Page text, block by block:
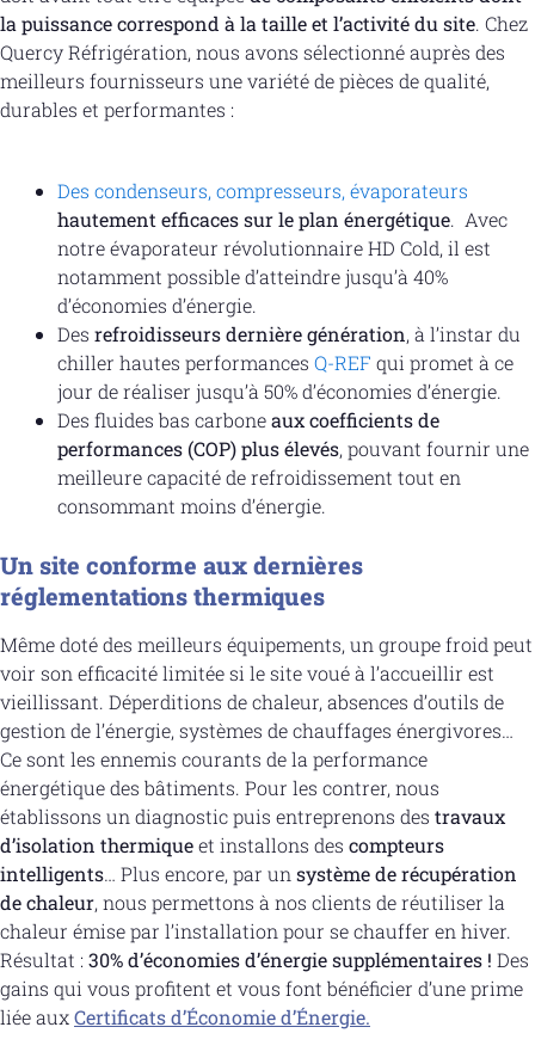
la puissance correspond à la taille et l’activité du site. Chez
Quercy Réfrigération, nous avons sélectionné auprès des
meilleurs fournisseurs une variété de pièces de qualité,
durables et performantes :
Des condenseurs, compresseurs, évaporateurs
hautement efficaces sur le plan énergétique. Avec
notre évaporateur révolutionnaire HD Cold, il est
notamment possible d’atteindre jusqu’à 40%
d’économies d’énergie.
Des refroidisseurs dernière génération, à l’instar du
chiller hautes performances Q-REF qui promet à ce
jour de réaliser jusqu’à 50% d’économies d’énergie.
Des fluides bas carboneaux coefficients de
performances (COP) plus élevés, pouvant fournir une
meilleure capacité de refroidissement tout en
consommant moins d’énergie.
Un site conforme aux dernières
réglementations thermiques
Même doté des meilleurs équipements, un groupe froid peut
voir son efficacité limitée si le site voué à l’accueillir est
vieillissant. Déperditions de chaleur, absences d’outils de
gestion de l’énergie, systèmes de chauffages énergivores…
Ce sont les ennemis courants de la performance
énergétique des bâtiments. Pour les contrer, nous
établissons un diagnostic puis entreprenons des travaux
d’isolation thermiqueet installons des compteurs
intelligents… Plus encore, par un système de récupération
de chaleur, nous permettons à nos clients de réutiliser la
chaleur émise par l’installation pour se chauffer en hiver.
Résultat : 30% d’économies d’énergie supplémentaires ! Des
gains qui vous profitent et vous font bénéficier d’une prime
liée auxCertificats d’Économie d’Énergie.